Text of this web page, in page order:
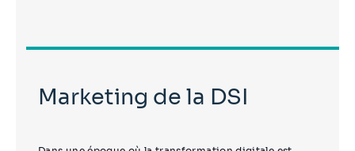
Marketing de la DSI